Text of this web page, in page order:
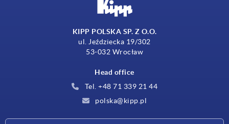
KIPP POLSKA SP. Z O.O.
ul. Jeździecka 19/302
53-032 Wrocław
Head office
Tel. +48 71 339 21 44
polska@kipp.pl